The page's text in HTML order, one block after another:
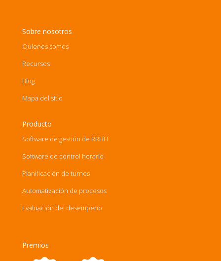
Sobre nosotros
Quienes somos
Recursos
Blog
Mapa del sitio
Producto
Software de gestión de RRHH
Software de control horario
Planificación de turnos
Automatización de procesos
Evaluación del desempeño
Premios